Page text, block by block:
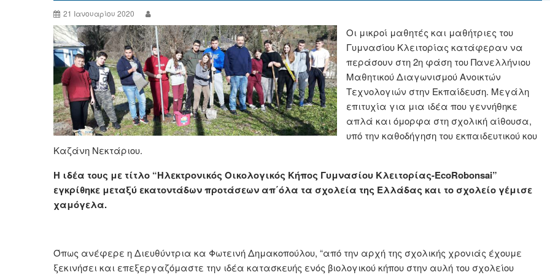
21 Ιανουαρίου 2020
Οι μικροί μαθητές και μαθήτριες του
Γυμνασίου Κλειτορίας κατάφεραν να
περάσουν στη 2η φάση του Πανελλήνιου
Μαθητικού Διαγωνισμού Ανοικτών
Τεχνολογιών στην Εκπαίδευση. Μεγάλη
επιτυχία για μια ιδέα που γεννήθηκε
απλά και όμορφα στη σχολική αίθουσα,
υπό την καθοδήγηση του εκπαιδευτικού κου
Καζάνη Νεκτάριου.
Η ιδέα τους με τίτλο “Ηλεκτρονικός Οικολογικός Κήπος Γυμνασίου Κλειτορίας-EcoRobonsai”
εγκρίθηκε μεταξύ εκατοντάδων προτάσεων απ΄όλα τα σχολεία της Ελλάδας και το σχολείο γέμισε
χαμόγελα.
Όπως ανέφερε η Διευθύντρια κα Φωτεινή Δημακοπούλου, “από την αρχή της σχολικής χρονιάς έχουμε
ξεκινήσει και επεξεργαζόμαστε την ιδέα κατασκευής ενός βιολογικού κήπου στην αυλή του σχολείου